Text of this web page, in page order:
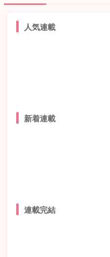
人気連載
新着連載
連載完結